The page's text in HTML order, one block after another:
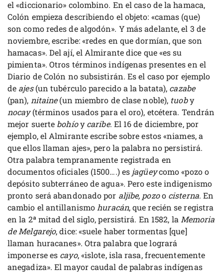
el «diccionario» colombino. En el caso de la hamaca,
Colón empieza describiendo el objeto: «camas (que)
son como redes de algodón». Y más adelante, el 3 de
noviembre, escribe: «redes en que dormían, que son
hamacas». Del ají, el Almirante dice que «es su
pimienta». Otros términos indígenas presentes en el
Diario de Colón no subsistirán. Es el caso por ejemplo
de ajes(un tubérculo parecido a la batata), cazabe
(pan), nitaine(un miembro de clase noble), tuoby
nocay(términos usados para el oro), etcétera. Tendrán
mejor suerte bohíoy caribe. El 16 de diciembre, por
ejemplo, el Almirante escribe sobre estos «niames, a
que ellos llaman ajes», pero la palabra no persistirá.
Otra palabra tempranamente registrada en
documentos oficiales (1500….) es jagüeycomo «pozo o
depósito subterráneo de agua». Pero este indigenismo
pronto será abandonado por aljibe, pozoo cisterna. En
cambio el antillanismo huracán, que recién se registra
en la 2ª mitad del siglo, persistirá. En 1582, la Memoria
de Melgarejo, dice: «suele haber tormentas [que]
llaman huracanes». Otra palabra que logrará
imponerse es cayo, «islote, isla rasa, frecuentemente
anegadiza». El mayor caudal de palabras indígenas